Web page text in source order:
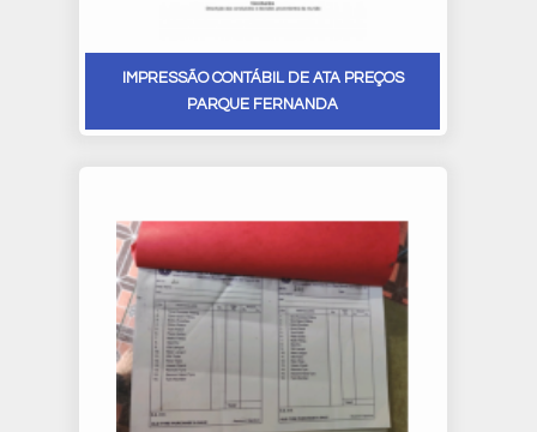
IMPRESSÃO CONTÁBIL DE ATA PREÇOS
PARQUE FERNANDA